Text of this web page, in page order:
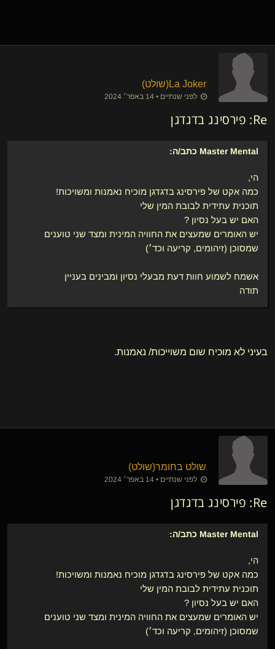
La Joker​(שולט)
לפני שנתיים • 14 באפר׳ 2024
Re: פירסינג בדגדגן
Master Mental כתב/ה:
הי,
כמה אקט של פירסינג בדגדגן מוכיח נאמנות ומשויכות!
תוכנית עתידית לבובת המין שלי
האם יש בעל נסיון ?
יש האומרים שמעצים את החוויה המינית ומצד שני טוענים
שמסוכן (זיהומים, קריעה וכד׳)
אשמח לשמוע חוות דעת מבעלי נסיון ומבינים בעניין
תודה
בעיני לא מוכיח שום משוייכות/ נאמנות.
שולט בחומר​(שולט)
לפני שנתיים • 14 באפר׳ 2024
Re: פירסינג בדגדגן
Master Mental כתב/ה:
הי,
כמה אקט של פירסינג בדגדגן מוכיח נאמנות ומשויכות!
תוכנית עתידית לבובת המין שלי
האם יש בעל נסיון ?
יש האומרים שמעצים את החוויה המינית ומצד שני טוענים
שמסוכן (זיהומים, קריעה וכד׳)